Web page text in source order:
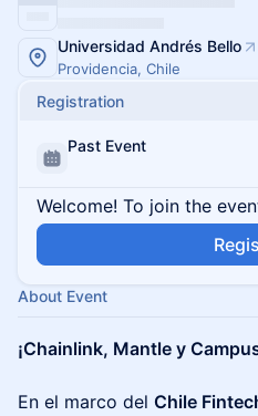
Universidad Andrés Bello
Providencia, Chile
Registration
Past Event
Welcome! To join the
About Event
¡Chainlink, Mantle y
En el marco del Chile